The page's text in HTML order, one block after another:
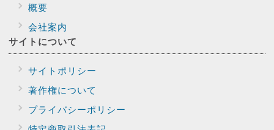
概要
会社案内
サイトについて
サイトポリシー
著作権について
プライバシーポリシー